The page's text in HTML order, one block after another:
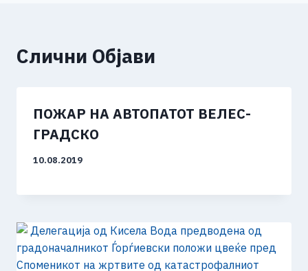
Слични Објави
ПОЖАР НА АВТОПАТОТ ВЕЛЕС-
ГРАДСКО
10.08.2019